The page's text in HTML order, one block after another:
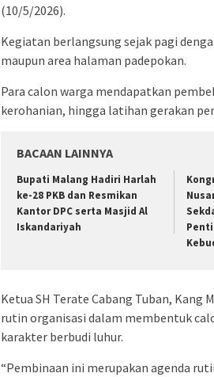
(10/5/2026).
Kegiatan berlangsung sejak pagi
maupun area halaman padepokan.
Para calon warga mendapatkan
kerohanian, hingga latihan gerakan
BACAAN LAINNYA
Bupati Malang Hadiri Harlah
ke-28 PKB dan Resmikan
Kantor DPC serta Masjid Al
Iskandariyah
Ketua SH Terate Cabang Tuban, Kang
rutin organisasi dalam membentuk
karakter berbudi luhur.
“Pembinaan ini merupakan agenda